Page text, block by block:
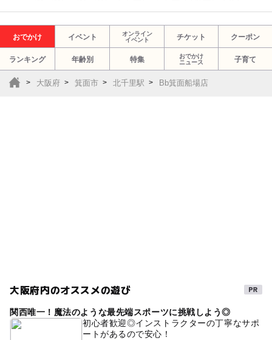
おでかけ イベント
オンライン
イベント
チケット クーポン
ランキング 年齢別 特集
おでかけ
ニュース
子育て
大阪府 箕面市 北千里駅 Bb箕面船場店
大阪府内のオススメの遊び
関西唯一！魔法のような最先端スポーツに挑戦しよう◎
初心者歓迎◎インストラクターの丁寧なサポ
ートがあるので安心！